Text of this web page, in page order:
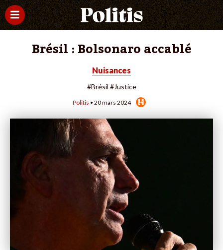
Brésil : Bolsonaro accablé
Nuisances
#Brésil #Justice
Politis • 20 mars 2024